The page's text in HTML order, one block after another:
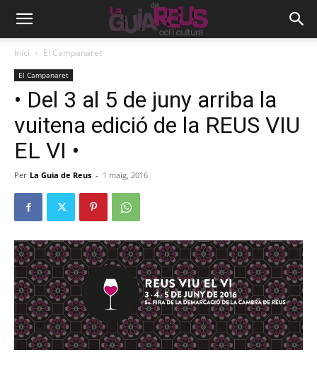
Inici El Campanaret
El Campanaret
• Del 3 al 5 de juny arriba la
vuitena edició de la REUS VIU
EL VI •
Per La Guia de Reus - 1 maig, 2016